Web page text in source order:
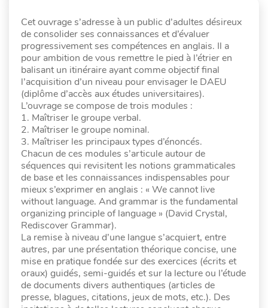
Cet ouvrage s’adresse à un public d’adultes désireux
de consolider ses connaissances et d’évaluer
progressivement ses compétences en anglais. Il a
pour ambition de vous remettre le pied à l’étrier en
balisant un itinéraire ayant comme objectif final
l’acquisition d’un niveau pour envisager le DAEU
(diplôme d’accès aux études universitaires).
L’ouvrage se compose de trois modules :
1. Maîtriser le groupe verbal.
2. Maîtriser le groupe nominal.
3. Maîtriser les principaux types d’énoncés.
Chacun de ces modules s’articule autour de
séquences qui revisitent les notions grammaticales
de base et les connaissances indispensables pour
mieux s’exprimer en anglais : « We cannot live
without language. And grammar is the fundamental
organizing principle of language » (David Crystal,
Rediscover Grammar).
La remise à niveau d’une langue s’acquiert, entre
autres, par une présentation théorique concise, une
mise en pratique fondée sur des exercices (écrits et
oraux) guidés, semi-guidés et sur la lecture ou l’étude
de documents divers authentiques (articles de
presse, blagues, citations, jeux de mots, etc.). Des